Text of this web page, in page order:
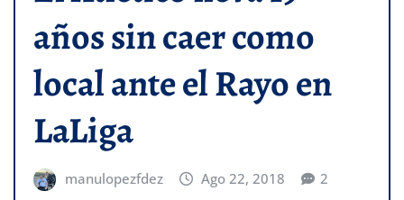
años sin caer como
local ante el Rayo en
LaLiga
manulopezfdez Ago 22, 2018 2